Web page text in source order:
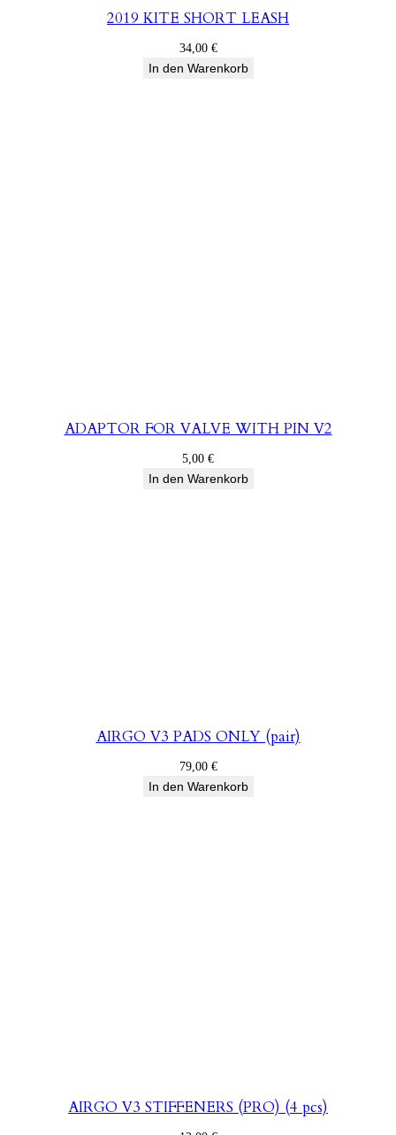
2019 KITE SHORT LEASH
34,00 €
In den Warenkorb
ADAPTOR FOR VALVE WITH PIN V2
5,00 €
In den Warenkorb
AIRGO V3 PADS ONLY (pair)
79,00 €
In den Warenkorb
AIRGO V3 STIFFENERS (PRO) (4 pcs)